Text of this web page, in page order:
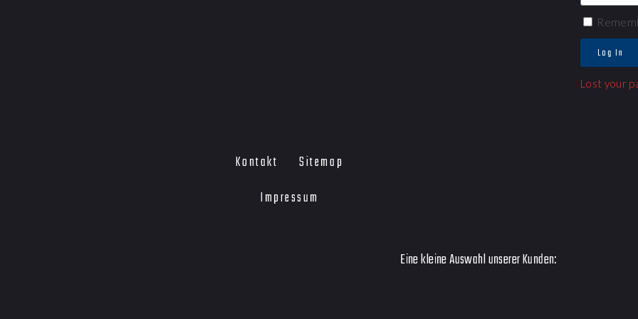
Kontakt
Sitemap
Impressum
Log In
Lost your
Eine kleine Auswahl unserer Kunden: